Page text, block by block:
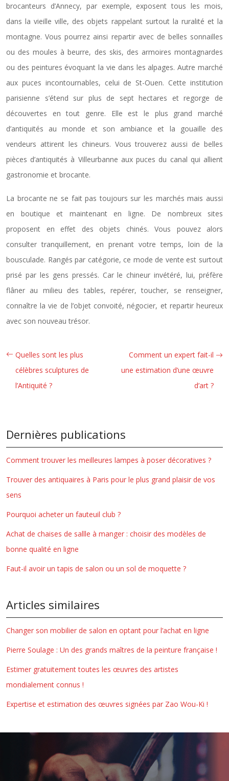
brocanteurs d’Annecy, par exemple, exposent tous les mois,
dans la vieille ville, des objets rappelant surtout la ruralité et la
montagne. Vous pourrez ainsi repartir avec de belles sonnailles
ou des moules à beurre, des skis, des armoires montagnardes
ou des peintures évoquant la vie dans les alpages. Autre marché
aux puces incontournables, celui de St-Ouen. Cette institution
parisienne s’étend sur plus de sept hectares et regorge de
découvertes en tout genre. Elle est le plus grand marché
d’antiquités au monde et son ambiance et la gouaille des
vendeurs attirent les chineurs. Vous trouverez aussi de belles
pièces d’antiquités à Villeurbanne aux puces du canal qui allient
gastronomie et brocante.
La brocante ne se fait pas toujours sur les marchés mais aussi
en boutique et maintenant en ligne. De nombreux sites
proposent en effet des objets chinés. Vous pouvez alors
consulter tranquillement, en prenant votre temps, loin de la
bousculade. Rangés par catégorie, ce mode de vente est surtout
prisé par les gens pressés. Car le chineur invétéré, lui, préfère
flâner au milieu des tables, repérer, toucher, se renseigner,
connaître la vie de l’objet convoité, négocier, et repartir heureux
avec son nouveau trésor.
Quelles sont les plus
célèbres sculptures de
l’Antiquité ?
Comment un expert fait-il
une estimation d’une œuvre
d’art ?
Dernières publications
Comment trouver les meilleures lampes à poser décoratives ?
Trouver des antiquaires à Paris pour le plus grand plaisir de vos
sens
Pourquoi acheter un fauteuil club ?
Achat de chaises de sallle à manger : choisir des modèles de
bonne qualité en ligne
Faut-il avoir un tapis de salon ou un sol de moquette ?
Articles similaires
Changer son mobilier de salon en optant pour l’achat en ligne
Pierre Soulage : Un des grands maîtres de la peinture française !
Estimer gratuitement toutes les œuvres des artistes
mondialement connus !
Expertise et estimation des œuvres signées par Zao Wou-Ki !